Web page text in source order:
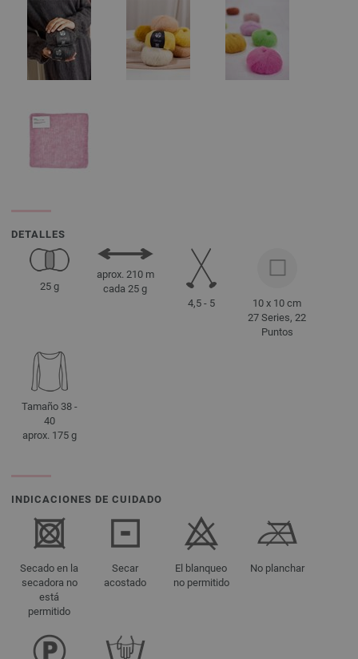
DETALLES
25 g
aprox. 210 m
cada 25 g
4,5 - 5
10 x 10 cm
27 Series, 22
Puntos
Tamaño 38 -
40
aprox. 175 g
INDICACIONES DE CUIDADO
Secado en la
secadora no
está
permitido
Secar
acostado
El blanqueo
no permitido
No planchar